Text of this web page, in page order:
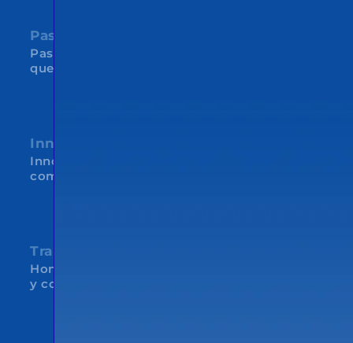
Pasión
Pasión por lo que hacemos y por el grupo
que formamos
Innovación
Innovación como respuesta al cambio y
como mejora continua
Transparencia
Honestidad entre nosotros y con los clientes
y colaboradores